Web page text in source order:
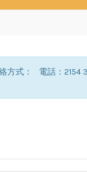
絡方式： 電話：